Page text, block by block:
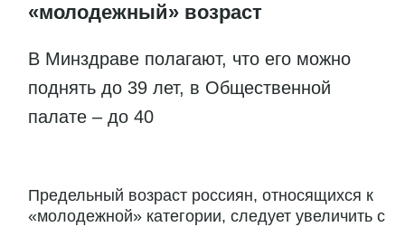
«молодежный» возраст
В Минздраве полагают, что его можно
поднять до 39 лет, в Общественной
палате – до 40
Предельный возраст россиян, относящихся к
«молодежной» категории, следует увеличить с